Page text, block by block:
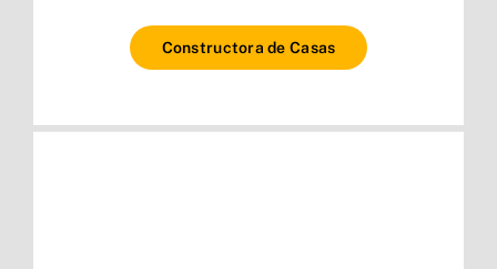
Constructora de Casas